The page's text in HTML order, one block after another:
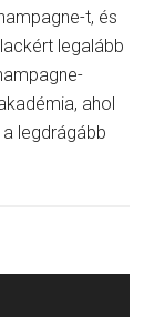
t, és
legalább
ahol
legdrágább